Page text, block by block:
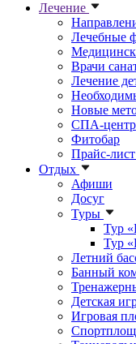
Лечение
Лечебные
Врачи
Лечение
Новые
СПА-центр
Фитобар
Прайс-
Отдых
Афиши
Досуг
Туры
Тур
Тур
Летний
Банный
Детская
Игровая